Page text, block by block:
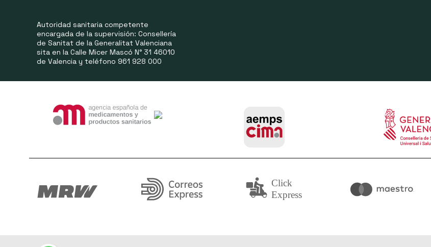
Autoridad sanitaria competente
encargada de la supervisión: Consellería
de Sanitat de la Generalitat Valenciana
sita en la Calle Micer Mascó N° 31 46010
de Valencia y teléfono 961 928 000